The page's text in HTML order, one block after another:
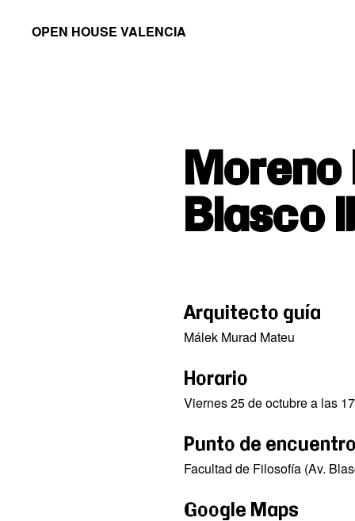
OPEN HOUSE VALENCIA
Moreno
Blasco
Arquitecto guía
Málek Murad Mateu
Horario
Viernes 25 de octubre a las
Punto de
Facultad de Filosofía (Av.
Google Maps